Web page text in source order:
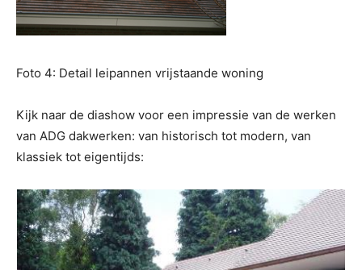
Foto 4: Detail leipannen vrijstaande woning
Kijk naar de diashow voor een impressie van de werken
van ADG dakwerken: van historisch tot modern, van
klassiek tot eigentijds: